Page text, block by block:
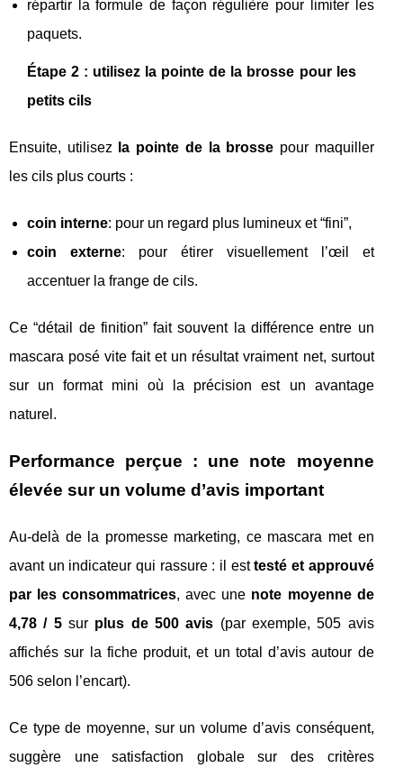
répartir la formule de façon régulière pour limiter les
paquets.
Étape 2 : utilisez la pointe de la brosse pour les
petits cils
Ensuite, utilisez la pointe de la brosse pour maquiller
les cils plus courts :
coin interne: pour un regard plus lumineux et “fini”,
coin externe: pour étirer visuellement l’œil et
accentuer la frange de cils.
Ce “détail de finition” fait souvent la différence entre un
mascara posé vite fait et un résultat vraiment net, surtout
sur un format mini où la précision est un avantage
naturel.
Performance perçue : une note moyenne
élevée sur un volume d’avis important
Au-delà de la promesse marketing, ce mascara met en
avant un indicateur qui rassure : il esttesté et approuvé
par les consommatrices, avec une note moyenne de
4,78 / 5sur plus de 500 avis (par exemple, 505 avis
affichés sur la fiche produit, et un total d’avis autour de
506 selon l’encart).
Ce type de moyenne, sur un volume d’avis conséquent,
suggère une satisfaction globale sur des critères